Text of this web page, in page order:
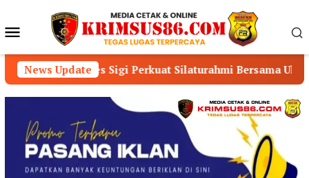
konten Menu
Mobile
News Update
Sigi Perkuat Silaturahmi Bersama Ulama dan Masyarakat